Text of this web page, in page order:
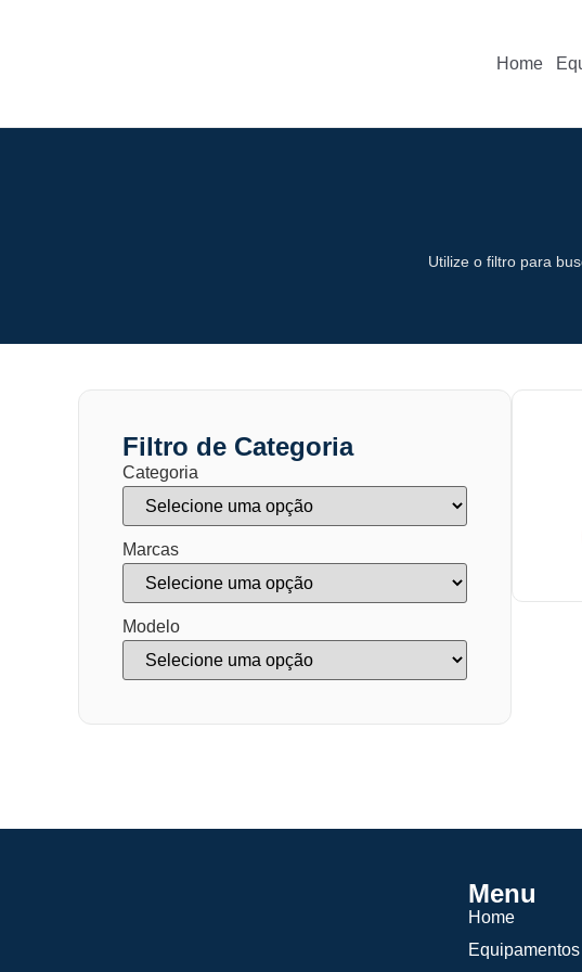
Home
Utilize o filtro para
Filtro de Categoria
Categoria
Marcas
Modelo
Menu
Home
Equipamentos